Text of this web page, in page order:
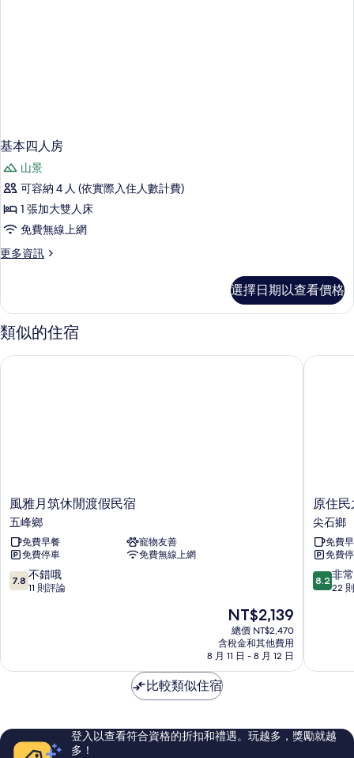
基本四人房
山景
可容納 4 人 (依實際入住人數計費)
1 張加大雙人床
免費無線上網
更多資訊
更
四
人
房
詳
選擇日期以查看價格
類似的住宿
風
雅
月
筑
休
閒
渡
鄉
風雅月筑休閒渡假民宿
五峰鄉
免費早餐
寵物友善
免費停車
免費無線上網
7.8
分，
錯
評
論
7.8 不錯哦
11 則評論
現
在
價
格
為
NT$2,139
總價 NT$2,470
含稅金和其他費用
8 月 11 日 - 8 月 12 日
風雅月筑休閒渡假民宿
原
住
民
之
家
尖
石
原住
尖石鄉
免費
免費
8.2
分，
常
評
論
8.2 非
22
原住民
比較類似住宿
登入以查看符合資格的折扣和禮遇。玩越多，獎勵就越
多！